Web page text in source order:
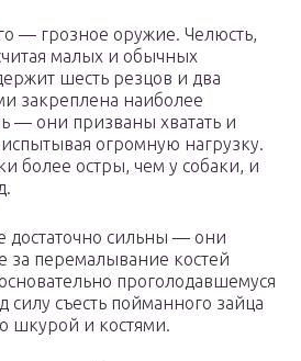
— грозное оружие. Челюсть,
малых и обычных
шесть резцов и два
закреплена наиболее
— они призваны хватать и
огромную нагрузку.
более остры, чем у собаки, и
достаточно сильны — они
за перемалывание костей
проголодавшемуся
силу съесть пойманного зайца
шкурой и костями.